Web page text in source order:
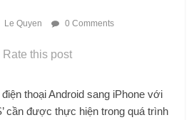
Le Quyen 0 Comments
Rate this post
thoại Android sang iPhone với
cần được thực hiện trong quá trình